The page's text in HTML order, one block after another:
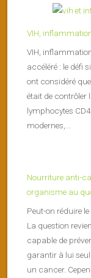
VIH,
VIH,
accéléré : le défi
ont considéré
était de contrôler
lymphocytes
modernes,...
Nourriture anti-
organisme au
Peut-on réduire
La question
capable de
garantir à lui
un cancer.